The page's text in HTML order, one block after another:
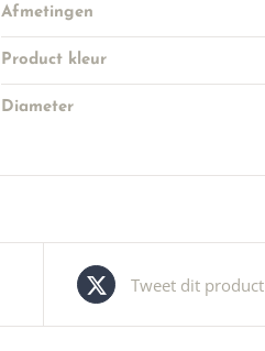
Afmetingen
Product kleur
Diameter
Tweet dit product